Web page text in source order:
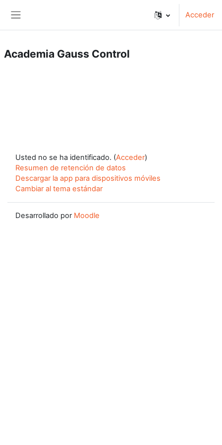
Acceder
Academia Gauss Control
Usted no se ha identificado. (Acceder)
Resumen de retención de datos
Descargar la app para dispositivos móviles
Cambiar al tema estándar
Desarrollado por Moodle